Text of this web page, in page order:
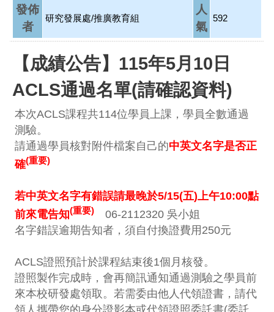
發佈
者
研究發展處/推廣教育組
人
氣
592
【成績公告】115年5月10日
ACLS通過名單(請確認資料)
本次ACLS課程共114位學員上課，學員全數通過
測驗。
請通過學員核對附件檔案自己的中英文名字是否正
確(重要)
若中英文名字有錯誤請最晚於5/15(五)上午10:00點
前來電告知(重要)
06-2112320 吳小姐
名字錯誤逾期告知者，須自付換證費用250元
ACLS證照預計於課程結束後1個月核發。
證照製作完成時，會再簡訊通知通過測驗之學員前
來本校研發處領取。若需委由他人代領證書，請代
領人攜帶您的身分證影本或代領證照委託書(委託